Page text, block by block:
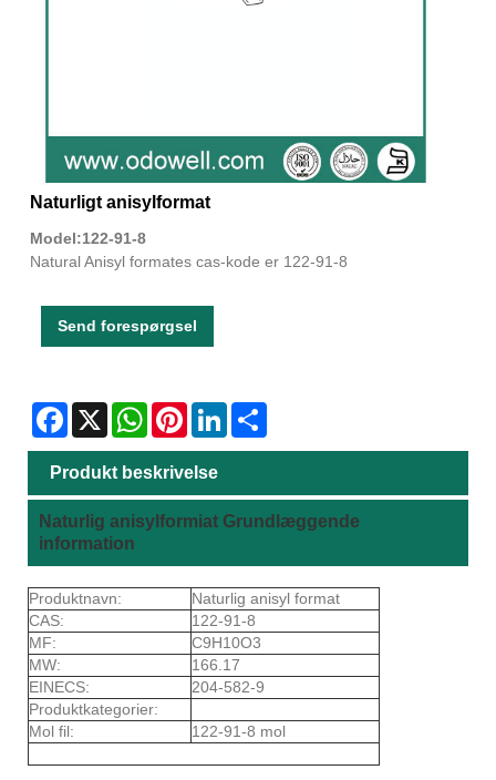
Naturligt anisylformat
Model:122-91-8
Natural Anisyl formates cas-kode er 122-91-8
Send forespørgsel
Facebook
X WhatsAppPinterestLinkedIn
Produkt beskrivelse
Naturlig anisylformiat Grundlæggende
information
Produktnavn:
Naturlig anisyl format
CAS:
122-91-8
MF:
C9H10O3
MW:
166.17
EINECS:
204-582-9
Produktkategorier:
Mol fil:
122-91-8 mol